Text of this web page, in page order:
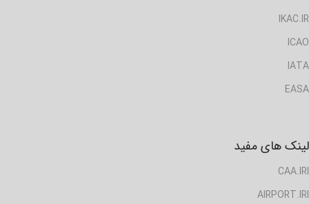
IKAC.IR
ICAO
IATA
EASA
لینک های مفید
CAA.IRI
AIRPORT.IRI